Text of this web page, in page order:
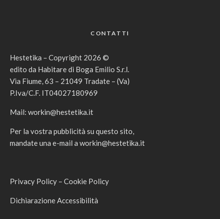
CONTATTI
Hestetika – Copyright 2026 ©
edito da Habitare di Boga Emilio S.r.l.
Via Fiume, 63 – 21049 Tradate – (Va)
P.Iva/C.F. IT04027180969
Mail: workin@hestetika.it
Per la vostra pubblicità su questo sito,
mandate una e-mail a workin@hestetika.it
Privacy Policy – Cookie Policy
Dichiarazione Accessibilità